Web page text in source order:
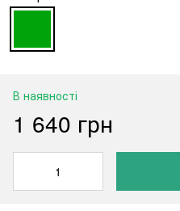
В наявності
1 640 грн